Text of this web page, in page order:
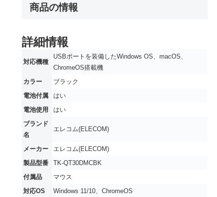
商品の情報
詳細情報
対応機種
‎USBポートを装備したWindows OS、macOS、
ChromeOS搭載機
カラー
‎ブラック
電池付属
‎はい
電池使用
‎はい
ブランド
名
‎エレコム(ELECOM)
メーカー
‎エレコム(ELECOM)
製品型番
‎TK-QT30DMCBK
付属品
‎マウス
対応OS
‎Windows 11/10、ChromeOS